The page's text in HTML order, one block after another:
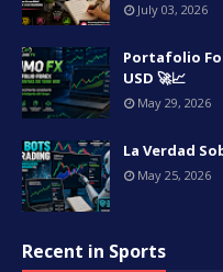
July 03, 2026
Portafolio
USD 🚀📈
May 29, 2026
La Verdad
May 25, 2026
Recent in Sports